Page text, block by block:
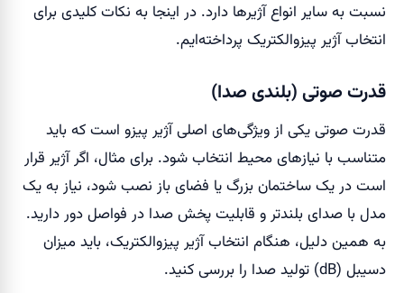
نسبت به سایر انواع آژیرها دارد. در اینجا به نکات کلیدی برای
انتخاب آژیر پیزوالکتریک پرداخته‌ایم.
قدرت صوتی (بلندی صدا)
قدرت صوتی یکی از ویژگی‌های اصلی آژیر پیزو است که باید
متناسب با نیازهای محیط انتخاب شود. برای مثال، اگر آژیر قرار
است در یک ساختمان بزرگ یا فضای باز نصب شود، نیاز به یک
مدل با صدای بلندتر و قابلیت پخش صدا در فواصل دور دارید.
به همین دلیل، هنگام انتخاب آژیر پیزوالکتریک، باید میزان
دسیبل (dB) تولید صدا را بررسی کنید.